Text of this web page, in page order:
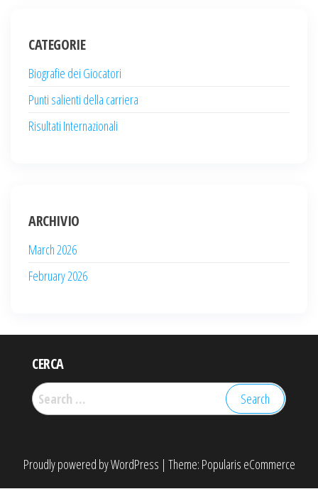
CATEGORIE
Biografie dei Giocatori
Punti salienti della carriera
Risultati Internazionali
ARCHIVIO
March 2026
February 2026
CERCA
Search
for:
Proudly powered byWordPress | Theme: Popularis eCommerce